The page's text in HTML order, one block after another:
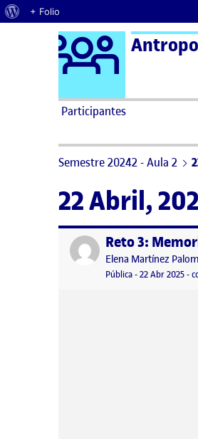
Acerca de WordPress
+ Folio
Saltar al contenido Logo Ágora
Participantes
Semestre 20242 - Aula 2
22 Abril,
Publicado por
Publicado por
Elena Martínez
Visibilidad:
Pública-Fecha de
22 Abr 202522
-